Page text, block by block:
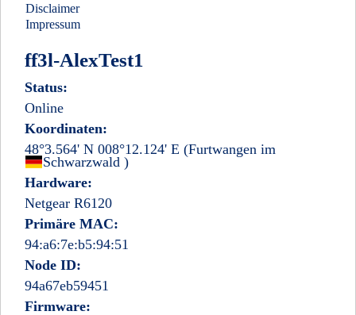
Disclaimer
Impressum
ff3l-AlexTest1
Status:
Online
Koordinaten:
48°3.564' N 008°12.124' E (Furtwangen im
Schwarzwald
Deutschland
)
Hardware:
Netgear R6120
Primäre MAC:
94:a6:7e:b5:94:51
Node ID:
94a67eb59451
Firmware: